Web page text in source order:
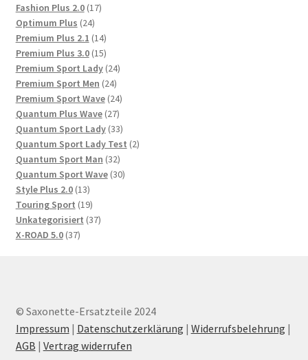
Produkte
Fashion Plus 2.0 1717
Optimum Plus 2424
Produkte
Premium Plus 2.1 1414
Produkte
Premium Plus 3.0 1515
Produkte
Premium Sport Lady 2424
Premium Sport Men 2424
Produkte
Premium Sport Wave 2424
Produkte
Quantum Plus Wave 2727
Produkte
Quantum Sport Lady 3333
Produkte
Quantum Sport Lady Test 22
Quantum Sport Man 3232
Produkte
Quantum Sport Wave 3030
Style Plus 2.0 1313
Produkte
Touring Sport 1919
Produkte
Unkategorisiert 3737
X-ROAD 5.0 3737
© Saxonette-Ersatzteile 2024
Impressum | Datenschutzerklärung | Widerrufsbelehrung |
AGB | Vertrag widerrufen